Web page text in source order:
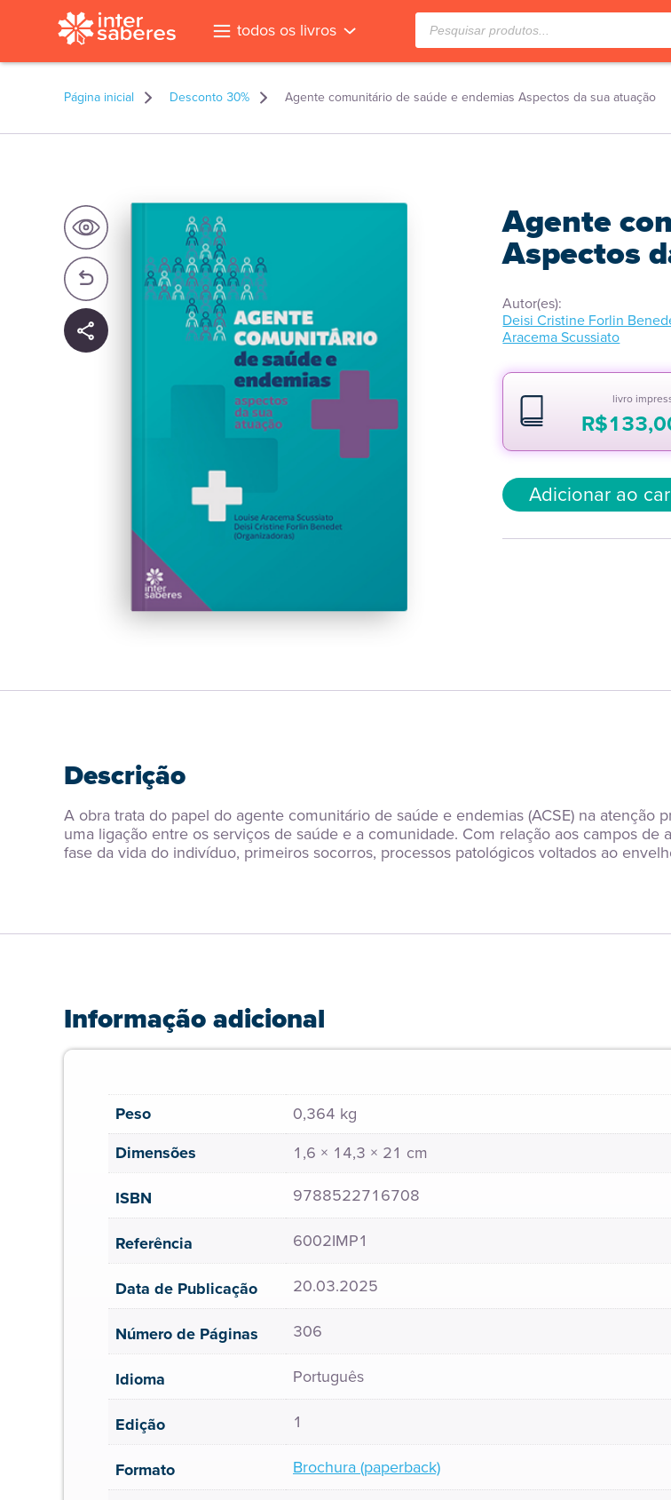
todos os livros Pesquisar
produtos
Página inicial Desconto 30% Agente comunitário de saúde e endemias Aspectos da sua atuação
Agente
Aspectos
Autor(es):
Deisi Cristine Forlin
Aracema Scussiato
livro
R$
Adicionar ao
Descrição
A obra trata do papel do agente comunitário de saúde e endemias (ACSE) na
uma ligação entre os serviços de saúde e a comunidade. Com relação aos campos
fase da vida do indivíduo, primeiros socorros, processos patológicos voltados ao
Informação adicional
Peso
0,364 kg
Dimensões
1,6 × 14,3 × 21 cm
ISBN
9788522716708
Referência 6002IMP1
Data de Publicação 20.03.2025
Número de Páginas 306
Idioma Português
Edição 1
Formato Brochura (paperback)